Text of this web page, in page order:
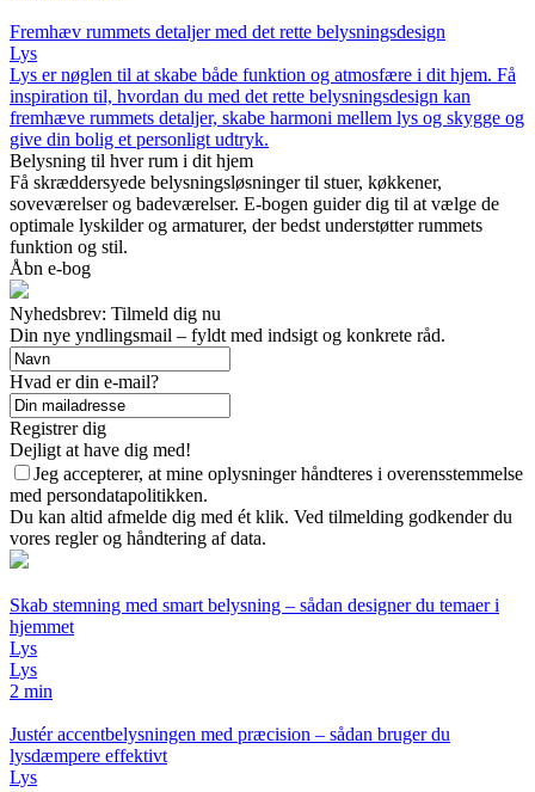
Fremhæv rummets detaljer med det rette belysningsdesign
Lys
Lys er nøglen til at skabe både funktion og atmosfære i dit hjem. Få
inspiration til, hvordan du med det rette belysningsdesign kan
fremhæve rummets detaljer, skabe harmoni mellem lys og skygge og
give din bolig et personligt udtryk.
Belysning til hver rum i dit hjem
Få skræddersyede belysningsløsninger til stuer, køkkener,
soveværelser og badeværelser. E-bogen guider dig til at vælge de
optimale lyskilder og armaturer, der bedst understøtter rummets
funktion og stil.
Åbn e-bog
Nyhedsbrev: Tilmeld dig nu
Din nye yndlingsmail – fyldt med indsigt og konkrete råd.
Hvad er din e-mail?
Registrer dig
Dejligt at have dig med!
Jeg accepterer, at mine oplysninger håndteres i overensstemmelse
med persondatapolitikken.
Du kan altid afmelde dig med ét klik. Ved tilmelding godkender du
vores regler og håndtering af data.
Skab stemning med smart belysning – sådan designer du temaer i
hjemmet
Lys
Lys
2 min
Justér accentbelysningen med præcision – sådan bruger du
lysdæmpere effektivt
Lys